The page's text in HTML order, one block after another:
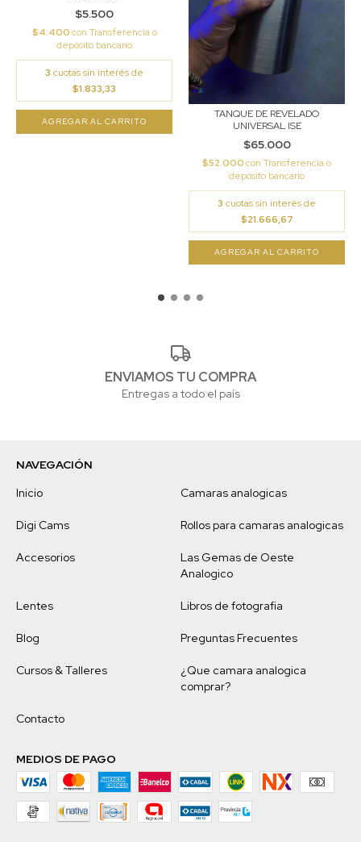
$5.500
$4.400con Transferencia o
depósito bancario
3 cuotas sin interés de
$1.833,33
TANQUE DE REVELADO
UNIVERSAL ISE
$65.000
$52.000con Transferencia o
depósito bancario
3 cuotas sin interés de
$21.666,67
ENVIAMOS TU COMPRA
Entregas a todo el país
NAVEGACIÓN
Inicio
Camaras analogicas
Digi Cams Rollos para camaras analogicas
Accesorios
Las Gemas de Oeste
Analogico
Lentes Libros de fotografia
Blog Preguntas Frecuentes
Cursos & Talleres
¿Que camara analogica
comprar?
Contacto
MEDIOS DE PAGO